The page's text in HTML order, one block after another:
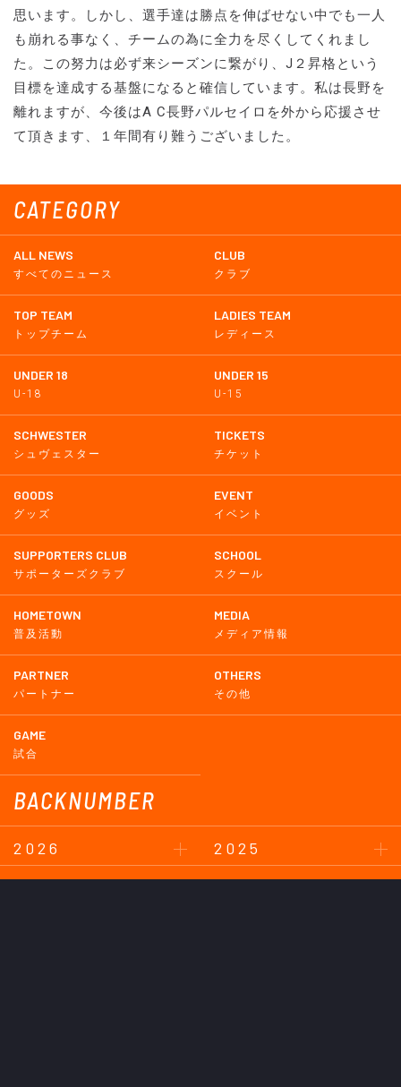
CATEGORY
ALL NEWS
すべてのニュース
CLUB
クラブ
TOP TEAM
トップチーム
LADIES TEAM
レディース
UNDER 18
U-18
UNDER 15
U-15
SCHWESTER
シュヴェスター
TICKETS
チケット
GOODS
グッズ
EVENT
イベント
SUPPORTERS CLUB
サポーターズクラブ
SCHOOL
スクール
HOMETOWN
普及活動
MEDIA
メディア情報
PARTNER
パートナー
OTHERS
その他
GAME
試合
BACKNUMBER
2026
2025
思います。しかし、選手達は勝点を伸ばせない中でも一人
も崩れる事なく、チームの為に全力を尽くしてくれまし
た。この努力は必ず来シーズンに繋がり、J２昇格という
目標を達成する基盤になると確信しています。私は長野を
離れますが、今後はA C長野パルセイロを外から応援させ
て頂きます、１年間有り難うございました。